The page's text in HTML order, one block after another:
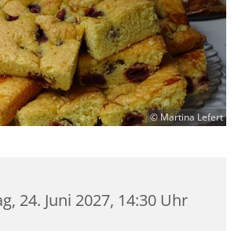
© Martina Lefert
24. Juni 2027, 14:30 Uhr